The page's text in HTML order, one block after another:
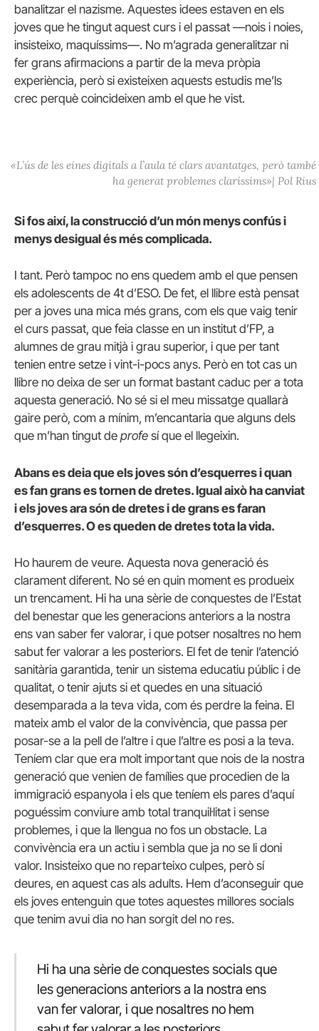
banalitzar el nazisme. Aquestes idees estaven en els
joves que he tingut aquest curs i el passat —nois i noies,
insisteixo, maquíssims—. No m’agrada generalitzar ni
fer grans afirmacions a partir de la meva pròpia
experiència, però si existeixen aquests estudis me’ls
crec perquè coincideixen amb el que he vist.
«L’ús de les eines digitals a l’aula té clars avantatges, però també
ha generat problemes claríssims»| Pol Rius
Si fos així, la construcció d’un món menys confús i
menys desigual és més complicada.
I tant. Però tampoc no ens quedem amb el que pensen
els adolescents de 4t d’ESO. De fet, el llibre està pensat
per a joves una mica més grans, com els que vaig tenir
el curs passat, que feia classe en un institut d’FP, a
alumnes de grau mitjà i grau superior, i que per tant
tenien entre setze i vint-i-pocs anys. Però en tot cas un
llibre no deixa de ser un format bastant caduc per a tota
aquesta generació. No sé si el meu missatge quallarà
gaire però, com a mínim, m’encantaria que alguns dels
que m’han tingut de profe sí que el llegeixin.
Abans es deia que els joves són d’esquerres i quan
es fan grans es tornen de dretes. Igual això ha canviat
i els joves ara són de dretes i de grans es faran
d’esquerres. O es queden de dretes tota la vida.
Ho haurem de veure. Aquesta nova generació és
clarament diferent. No sé en quin moment es produeix
un trencament. Hi ha una sèrie de conquestes de l’Estat
del benestar que les generacions anteriors a la nostra
ens van saber fer valorar, i que potser nosaltres no hem
sabut fer valorar a les posteriors. El fet de tenir l’atenció
sanitària garantida, tenir un sistema educatiu públic i de
qualitat, o tenir ajuts si et quedes en una situació
desemparada a la teva vida, com és perdre la feina. El
mateix amb el valor de la convivència, que passa per
posar-se a la pell de l’altre i que l’altre es posi a la teva.
Teníem clar que era molt important que nois de la nostra
generació que venien de famílies que procedien de la
immigració espanyola i els que teníem els pares d’aquí
poguéssim conviure amb total tranquil·litat i sense
problemes, i que la llengua no fos un obstacle. La
convivència era un actiu i sembla que ja no se li doni
valor. Insisteixo que no reparteixo culpes, però sí
deures, en aquest cas als adults. Hem d’aconseguir que
els joves entenguin que totes aquestes millores socials
que tenim avui dia no han sorgit del no res.
Hi ha una sèrie de conquestes socials que
les generacions anteriors a la nostra ens
van fer valorar, i que nosaltres no hem